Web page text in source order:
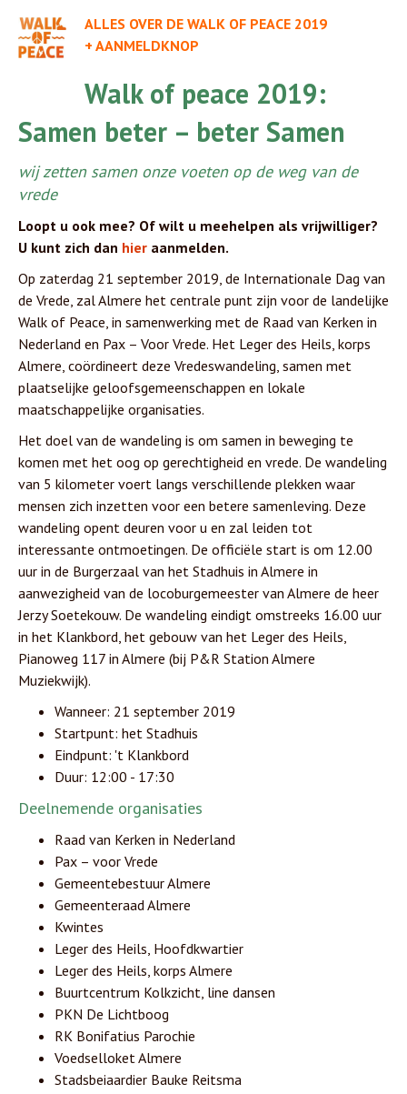
ALLES OVER DE WALK OF PEACE 2019
+ AANMELDKNOP
Walk of peace 2019:
Samen beter – beter Samen
wij zetten samen onze voeten op de weg van de
vrede
Loopt u ook mee? Of wilt u meehelpen als vrijwilliger?
U kunt zich dan hier aanmelden.
Op zaterdag 21 september 2019, de Internationale Dag van
de Vrede, zal Almere het centrale punt zijn voor de landelijke
Walk of Peace, in samenwerking met de Raad van Kerken in
Nederland en Pax – Voor Vrede. Het Leger des Heils, korps
Almere, coördineert deze Vredeswandeling, samen met
plaatselijke geloofsgemeenschappen en lokale
maatschappelijke organisaties.
Het doel van de wandeling is om samen in beweging te
komen met het oog op gerechtigheid en vrede. De wandeling
van 5 kilometer voert langs verschillende plekken waar
mensen zich inzetten voor een betere samenleving. Deze
wandeling opent deuren voor u en zal leiden tot
interessante ontmoetingen. De officiële start is om 12.00
uur in de Burgerzaal van het Stadhuis in Almere in
aanwezigheid van de locoburgemeester van Almere de heer
Jerzy Soetekouw. De wandeling eindigt omstreeks 16.00 uur
in het Klankbord, het gebouw van het Leger des Heils,
Pianoweg 117 in Almere (bij P&R Station Almere
Muziekwijk).
Wanneer: 21 september 2019
Startpunt: het Stadhuis
Eindpunt: 't Klankbord
Duur: 12:00 - 17:30
Deelnemende organisaties
Raad van Kerken in Nederland
Pax – voor Vrede
Gemeentebestuur Almere
Gemeenteraad Almere
Kwintes
Leger des Heils, Hoofdkwartier
Leger des Heils, korps Almere
Buurtcentrum Kolkzicht, line dansen
PKN De Lichtboog
RK Bonifatius Parochie
Voedselloket Almere
Stadsbeiaardier Bauke Reitsma